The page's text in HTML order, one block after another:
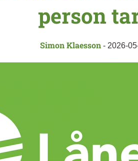
person
Simon Klaesson- 2026-